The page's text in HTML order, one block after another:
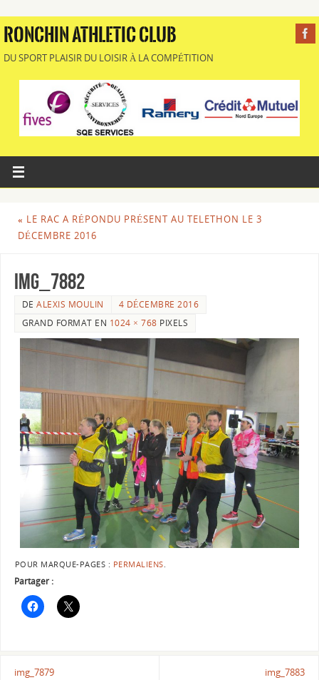
RONCHIN ATHLETIC CLUB
DU SPORT PLAISIR DU LOISIR À LA COMPÉTITION
« LE RAC A RÉPONDU PRÉSENT AU TELETHON LE 3
DÉCEMBRE 2016
img_7882
DEALEXIS MOULIN
4 DÉCEMBRE 2016
GRAND FORMAT EN 1024 × 768 PIXELS
POUR MARQUE-PAGES : PERMALIENS.
Partager :
img_7879 img_7883